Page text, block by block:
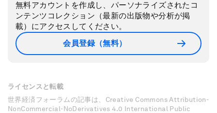
無料アカウントを作成し、パーソナライズされたコ
ンテンツコレクション（最新の出版物や分析が掲
載）にアクセスしてください。
会員登録（無料）
ライセンスと転載
世界経済フォーラムの記事は、Creative Commons Attribution-
NonCommercial-NoDerivatives 4.0 International Public